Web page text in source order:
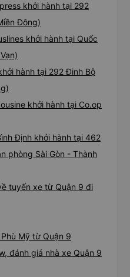
khởi hành tại 292
Đông)
khởi hành tại Quốc
hành tại 292 Đinh Bộ
khởi hành tại Co.op
Định khởi hành tại 462
phòng Sài Gòn - Thành
tuyến xe từ Quận 9 đi
Mỹ từ Quận 9
đánh giá nhà xe Quận 9